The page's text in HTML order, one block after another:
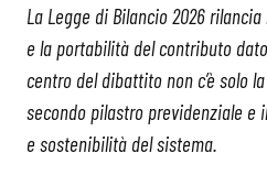
La Legge di Bilancio 2026
e la portabilità del contributo
centro del dibattito non c’è solo
secondo pilastro previdenziale
e sostenibilità del sistema.